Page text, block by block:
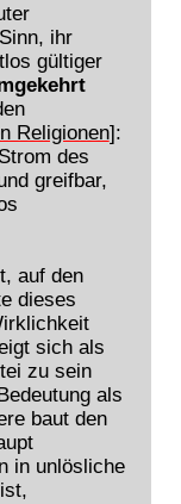
ihr
gültiger
Religionen]:
des
greifbar,
auf den
dieses
sich als
zu sein
als
baut den
in unlösliche